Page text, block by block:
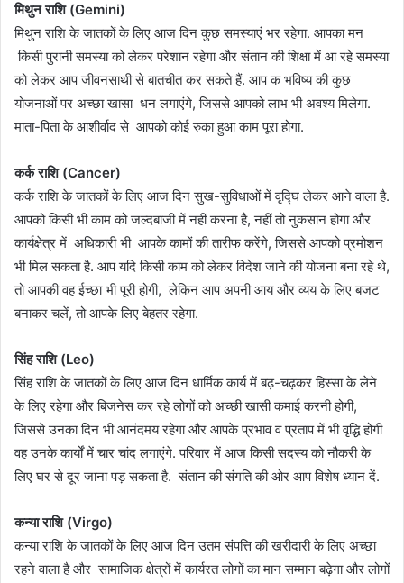
मिथुन राशि (Gemini)
मिथुन राशि के जातकों के लिए आज दिन कुछ समस्याएं भर रहेगा. आपका मन
किसी पुरानी समस्या को लेकर परेशान रहेगा और संतान की शिक्षा में आ रहे समस्या
को लेकर आप जीवनसाथी से बातचीत कर सकते हैं. आप क भविष्य की कुछ
योजनाओं पर अच्छा खासा धन लगाएंगे, जिससे आपको लाभ भी अवश्य मिलेगा.
माता-पिता के आशीर्वाद से आपको कोई रुका हुआ काम पूरा होगा.
कर्क राशि (Cancer)
कर्क राशि के जातकों के लिए आज दिन सुख-सुविधाओं में वृद्घि लेकर आने वाला है.
आपको किसी भी काम को जल्दबाजी में नहीं करना है, नहीं तो नुकसान होगा और
कार्यक्षेत्र में अधिकारी भी आपके कामों की तारीफ करेंगे, जिससे आपको प्रमोशन
भी मिल सकता है. आप यदि किसी काम को लेकर विदेश जाने की योजना बना रहे थे,
तो आपकी वह ईच्छा भी पूरी होगी, लेकिन आप अपनी आय और व्यय के लिए बजट
बनाकर चलें, तो आपके लिए बेहतर रहेगा.
सिंह राशि (Leo)
सिंह राशि के जातकों के लिए आज दिन धार्मिक कार्य में बढ़-चढ़कर हिस्सा के लेने
के लिए रहेगा और बिजनेस कर रहे लोगों को अच्छी खासी कमाई करनी होगी,
जिससे उनका दिन भी आनंदमय रहेगा और आपके प्रभाव व प्रताप में भी वृद्धि होगी
वह उनके कार्यों में चार चांद लगाएंगे. परिवार में आज किसी सदस्य को नौकरी के
लिए घर से दूर जाना पड़ सकता है. संतान की संगति की ओर आप विशेष ध्यान दें.
कन्या राशि (Virgo)
कन्या राशि के जातकों के लिए आज दिन उतम संपत्ति की खरीदारी के लिए अच्छा
रहने वाला है और सामाजिक क्षेत्रों में कार्यरत लोगों का मान सम्मान बढ़ेगा और लोगों